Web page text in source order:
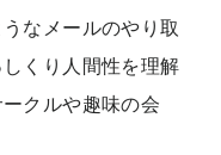
なメールのやり取
くり人間性を理解
クルや趣味の会